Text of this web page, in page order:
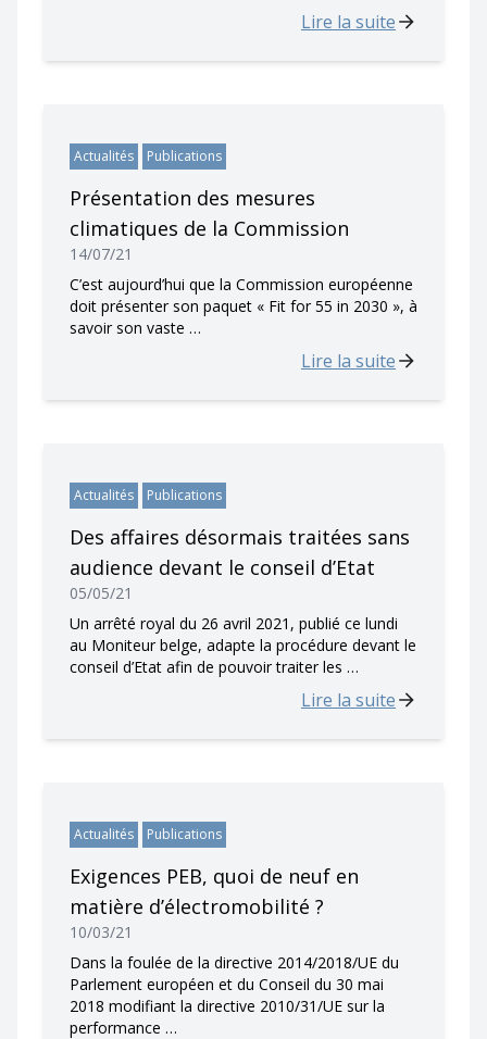
Lire la suite
Actualités Publications
Présentation des mesures
climatiques de la Commission
14/07/21
C’est aujourd’hui que la Commission européenne
doit présenter son paquet « Fit for 55 in 2030 », à
savoir son vaste …
Lire la suite
Actualités Publications
Des affaires désormais traitées sans
audience devant le conseil d’Etat
05/05/21
Un arrêté royal du 26 avril 2021, publié ce lundi
au Moniteur belge, adapte la procédure devant le
conseil d’Etat afin de pouvoir traiter les …
Lire la suite
Actualités Publications
Exigences PEB, quoi de neuf en
matière d’électromobilité ?
10/03/21
Dans la foulée de la directive 2014/2018/UE du
Parlement européen et du Conseil du 30 mai
2018 modifiant la directive 2010/31/UE sur la
performance …